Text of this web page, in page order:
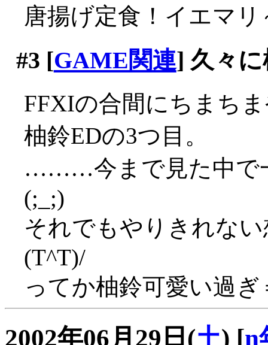
唐揚げ定食！イエマリ
#3 [GAME関連] 久々
FFXIの合間にちまち
柚鈴EDの3つ目。
………今まで見た中で
(;_;)
それでもやりきれな
(T^T)/
ってか柚鈴可愛い過
2002年06月29日(土) [n